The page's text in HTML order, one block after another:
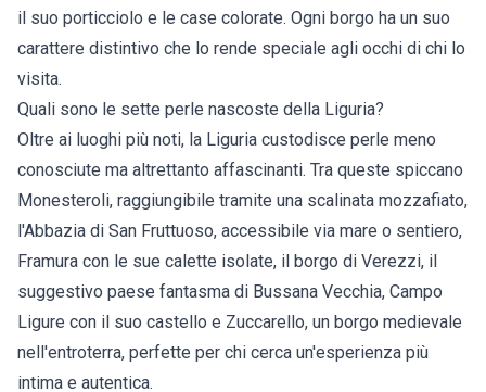
il suo porticciolo e le case colorate. Ogni borgo ha un suo
carattere distintivo che lo rende speciale agli occhi di chi lo
visita.
Quali sono le sette perle nascoste della Liguria?
Oltre ai luoghi più noti, la Liguria custodisce perle meno
conosciute ma altrettanto affascinanti. Tra queste spiccano
Monesteroli, raggiungibile tramite una scalinata mozzafiato,
l'Abbazia di San Fruttuoso, accessibile via mare o sentiero,
Framura con le sue calette isolate, il borgo di Verezzi, il
suggestivo paese fantasma di Bussana Vecchia, Campo
Ligure con il suo castello e Zuccarello, un borgo medievale
nell'entroterra, perfette per chi cerca un'esperienza più
intima e autentica.